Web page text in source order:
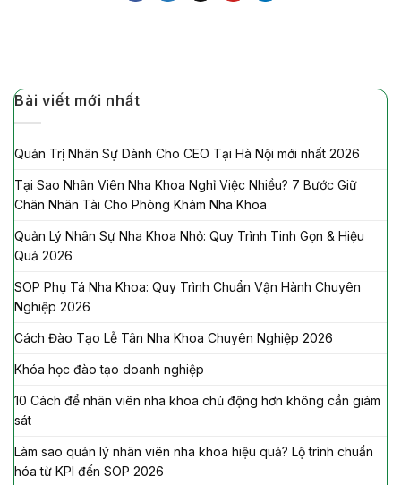
Bài viết mới nhất
Quản Trị Nhân Sự Dành Cho CEO Tại Hà Nội mới nhất 2026
Tại Sao Nhân Viên Nha Khoa Nghỉ Việc Nhiều? 7 Bước Giữ
Chân Nhân Tài Cho Phòng Khám Nha Khoa
Quản Lý Nhân Sự Nha Khoa Nhỏ: Quy Trình Tinh Gọn & Hiệu
Quả 2026
SOP Phụ Tá Nha Khoa: Quy Trình Chuẩn Vận Hành Chuyên
Nghiệp 2026
Cách Đào Tạo Lễ Tân Nha Khoa Chuyên Nghiệp 2026
Khóa học đào tạo doanh nghiệp
10 Cách để nhân viên nha khoa chủ động hơn không cần giám
sát
Làm sao quản lý nhân viên nha khoa hiệu quả? Lộ trình chuẩn
hóa từ KPI đến SOP 2026